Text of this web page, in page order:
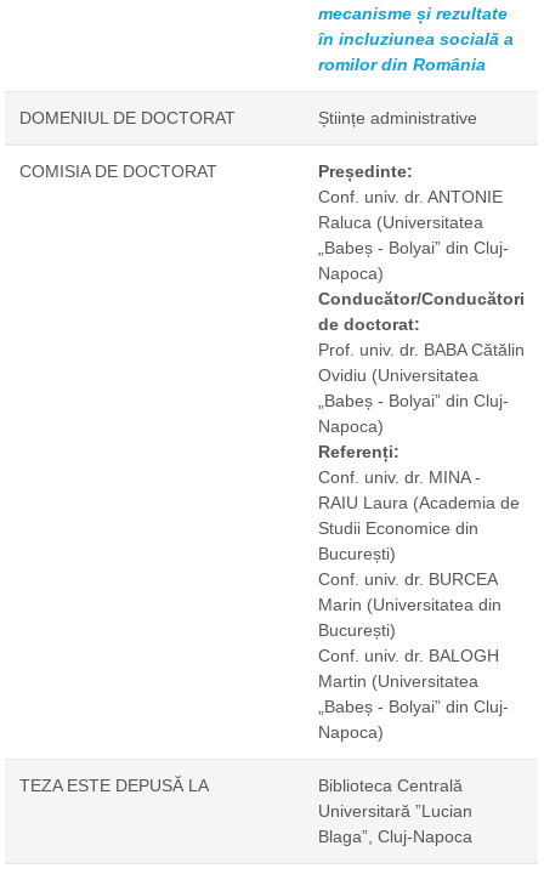
mecanisme și rezultate
în incluziunea socială a
romilor din România
DOMENIUL DE DOCTORAT Științe administrative
COMISIA DE DOCTORAT
Președinte:
Conf. univ. dr. ANTONIE
Raluca (Universitatea
„Babeș - Bolyai” din Cluj-
Napoca)
Conducător/Conducători
de doctorat:
Prof. univ. dr. BABA Cătălin
Ovidiu (Universitatea
„Babeș - Bolyai” din Cluj-
Napoca)
Referenți:
Conf. univ. dr. MINA -
RAIU Laura (Academia de
Studii Economice din
București)
Conf. univ. dr. BURCEA
Marin (Universitatea din
București)
Conf. univ. dr. BALOGH
Martin (Universitatea
„Babeș - Bolyai” din Cluj-
Napoca)
TEZA ESTE DEPUSĂ LA
Biblioteca Centrală
Universitară ”Lucian
Blaga”, Cluj-Napoca